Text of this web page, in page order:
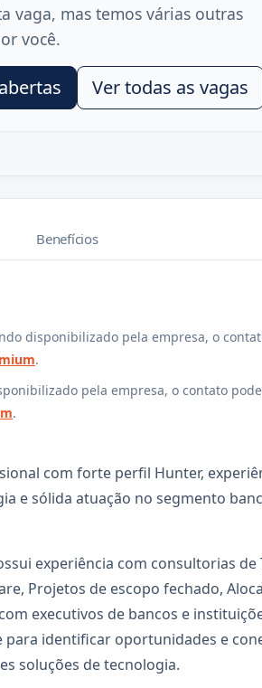
vaga, mas temos várias outras
você.
Ver todas as vagas
Benefícios
disponibilizado pela empresa, o
.
pela empresa, o contato
.
com forte perfil Hunter,
e sólida atuação no segmento
experiência com consultorias de
Projetos de escopo fechado,
executivos de bancos e
para identificar oportunidades e
soluções de tecnologia.